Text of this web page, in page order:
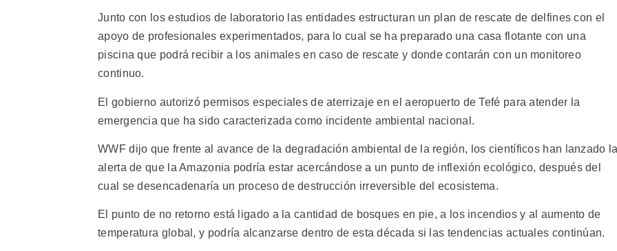
Junto con los estudios de laboratorio las entidades estructuran un plan de rescate de delfines con el
apoyo de profesionales experimentados, para lo cual se ha preparado una casa flotante con una
piscina que podrá recibir a los animales en caso de rescate y donde contarán con un monitoreo
continuo.
El gobierno autorizó permisos especiales de aterrizaje en el aeropuerto de Tefé para atender la
emergencia que ha sido caracterizada como incidente ambiental nacional.
WWF dijo que frente al avance de la degradación ambiental de la región, los científicos han lanzado
alerta de que la Amazonia podría estar acercándose a un punto de inflexión ecológico, después del
cual se desencadenaría un proceso de destrucción irreversible del ecosistema.
El punto de no retorno está ligado a la cantidad de bosques en pie, a los incendios y al aumento de
temperatura global, y podría alcanzarse dentro de esta década si las tendencias actuales continúan.